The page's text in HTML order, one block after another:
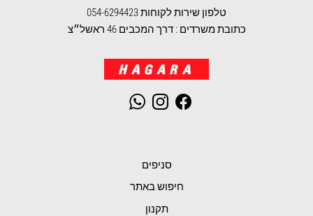
טלפון שירות לקוחות 054-6294423
כתובת משרדים : דרך המכבים 46 ראשל״צ
Facebook
Instagram
WhatsApp
סניפים
חיפוש באתר
תקנון